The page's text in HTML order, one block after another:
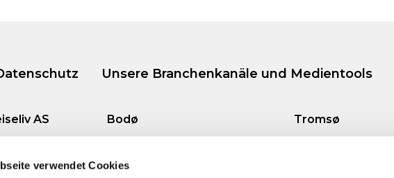
verwendet Cookies
Unsere Branchenkanäle und Medientools
AS Bodø Tromsø